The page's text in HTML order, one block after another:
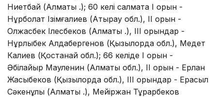
Ниетбай (Алматы қ.); 60 келі салмақта І орын -
Нұрболат Ізімғалиев (Атырау обл.), ІІ орын -
Олжасбек Ілесбеков (Алматы қ.), ІІІ орындар -
Нұрлыбек Алдабергенов (Қызылорда обл.), Медет
Калиев (Қостанай обл.); 66 келіде І орын -
Әбілқайыр Мауленин (Алматы обл.), ІІ орын - Ерлан
Жақсыбеков (Қызылорда обл.), ІІІ орындар - Ерасыл
Сәкенұлы (Алматы қ.), Мейіржан Тұрарбеков